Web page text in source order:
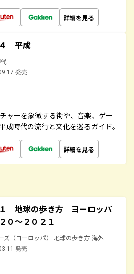
詳細を見る
平成
発売
ャーを象徴する街や、音楽、ゲー
成時代の流行と文化を巡るガイド。
詳細を見る
地球の歩き方 ヨーロッパ
０～２０２１
ズ（ヨーロッパ） 地球の歩き方 海外
発売